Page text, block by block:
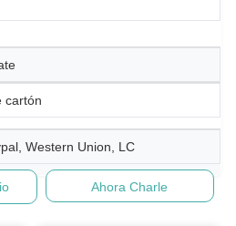
cartón
Western Union, LC
Ahora Charle